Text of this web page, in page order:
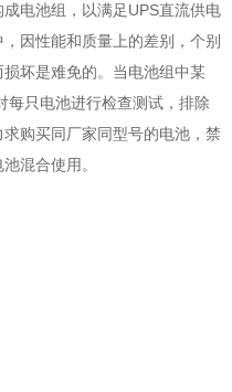
电池组，以满足UPS直流供电
因性能和质量上的差别，个别
坏是难免的。当电池组中某
每只电池进行检查测试，排除
购买同厂家同型号的电池，禁
混合使用。